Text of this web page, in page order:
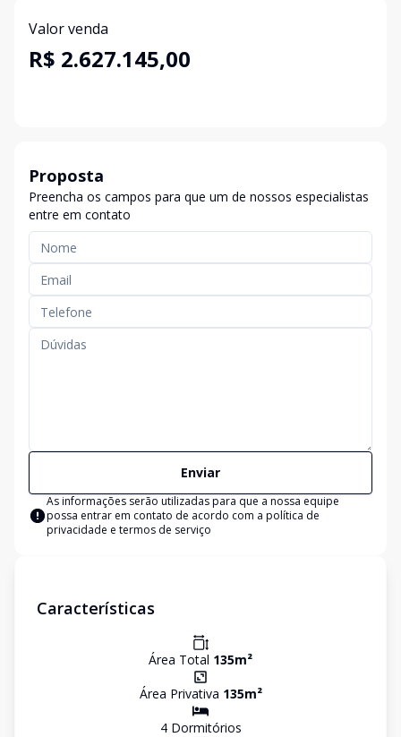
Valor venda
R$ 2.627.145,00
Proposta
Preencha os campos para que um de nossos especialistas
entre em contato
Enviar
As informações serão utilizadas para que a nossa equipe
possa entrar em contato de acordo com a política de
privacidade e termos de serviço
Características
Área Total 135m²
Área Privativa 135m²
4Dormitórios